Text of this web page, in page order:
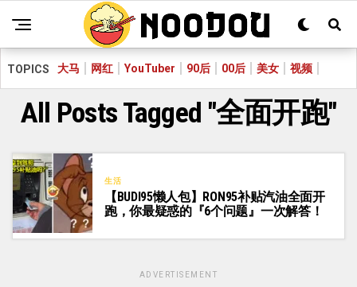
TOPICS 大马 网红 YouTuber 90后 00后 美女 视频
All Posts Tagged "全面开跑"
生活
【BUDI95懒人包】RON95补贴汽油全面开
跑，你最疑惑的『6个问题』一次解答！
ADVERTISEMENT